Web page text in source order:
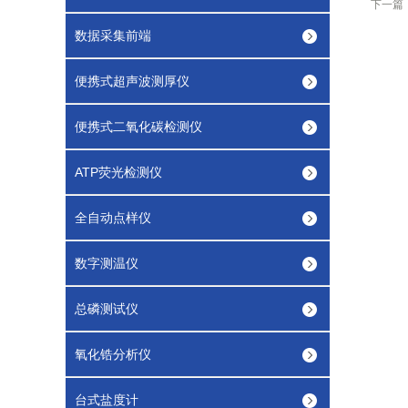
数据采集前端
便携式超声波测厚仪
便携式二氧化碳检测仪
ATP荧光检测仪
全自动点样仪
数字测温仪
总磷测试仪
氧化锆分析仪
台式盐度计
下一篇